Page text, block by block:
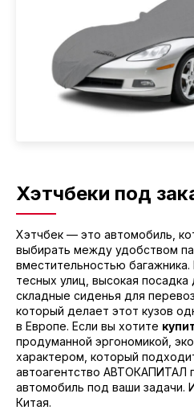
Хэтчбеки под
Хэтчбек — это автомобиль,
выбирать между удобством
вместительностью
тесных улиц, высокая посадка
складные сиденья для
который делает этот кузов
в Европе. Если вы хотите
продуманной эргономикой,
характером, который
автоагентство АВТОКАПИТАЛ
автомобиль под ваши задачи.
Китая.